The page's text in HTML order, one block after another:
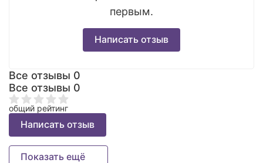
первым.
Написать отзыв
Все отзывы 0
Все отзывы 0
общий рейтинг
Написать отзыв
Показать ещё